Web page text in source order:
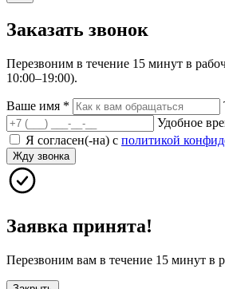
Заказать звонок
Перезвоним в течение 15 минут в
10:00–19:00).
Ваше имя *
Удобное
Я согласен(-на) с политикой
Жду звонка
Заявка принята!
Перезвоним вам в течение 15 минут в